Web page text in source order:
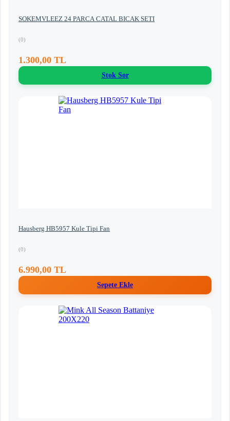
SOKEMVLEEZ 24 PARCA CATAL BICAK SETI
(0)
1.300,00 TL
Stok Sor
Hausberg HB5957 Kule Tipi Fan
(0)
6.990,00 TL
Sepete Ekle